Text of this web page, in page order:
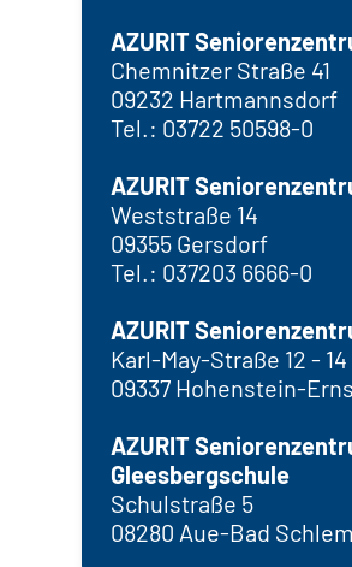
AZURIT
Chemnitzer Straße 41
09232 Hartmannsdorf
Tel.: 03722 50598-0
AZURIT
Weststraße 14
09355 Gersdorf
Tel.: 037203 6666-0
AZURIT
Karl-May-Straße 12 - 14
09337 Hohenstein-
AZURIT
Gleesbergschule
Schulstraße 5
08280 Aue-Bad